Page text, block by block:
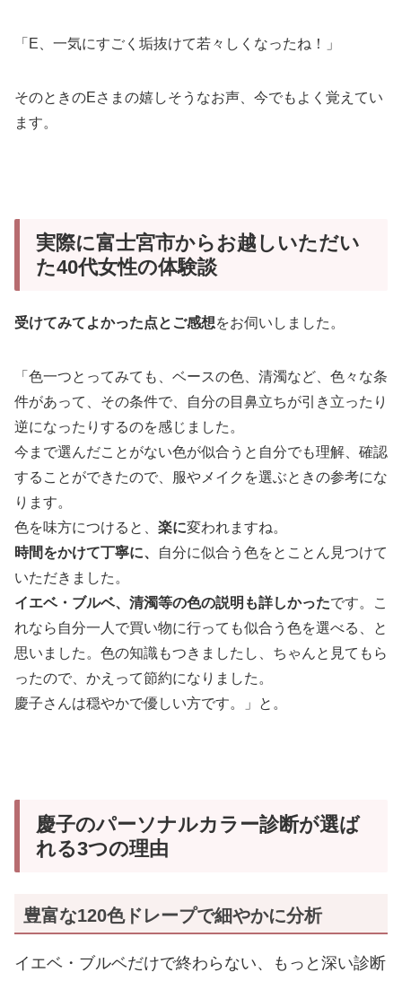
「E、一気にすごく垢抜けて若々しくなったね！」
そのときのEさまの嬉しそうなお声、今でもよく覚えてい
ます。
実際に富士宮市からお越しいただい
た40代女性の体験談
受けてみてよかった点とご感想をお伺いしました。
「色一つとってみても、ベースの色、清濁など、色々な条
件があって、その条件で、自分の目鼻立ちが引き立ったり
逆になったりするのを感じました。
今まで選んだことがない色が似合うと自分でも理解、確認
することができたので、服やメイクを選ぶときの参考にな
ります。
色を味方につけると、 楽に変われますね。
時間をかけて丁寧に、
自分に似合う色をとことん見つけて
いただきました。
イエベ・ブルベ、清濁等の色の説明も詳しかったです。こ
れなら自分一人で買い物に行っても似合う色を選べる、と
思いました。色の知識もつきましたし、ちゃんと見てもら
ったので、かえって節約になりました。
慶子さんは穏やかで優しい方です。」と。
慶子のパーソナルカラー診断が選ば
れる3つの理由
豊富な120色ドレープで細やかに分析
イエベ・ブルベだけで終わらない、もっと深い診断